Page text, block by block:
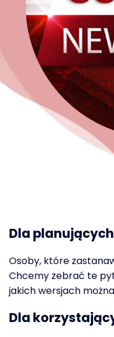
Dla
Osoby, które
Chcemy zebrać te
jakich wersjach
Dla